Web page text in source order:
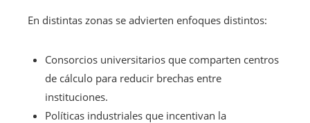
En distintas zonas se advierten enfoques distintos:
Consorcios universitarios que comparten centros
de cálculo para reducir brechas entre
instituciones.
Políticas industriales que incentivan la